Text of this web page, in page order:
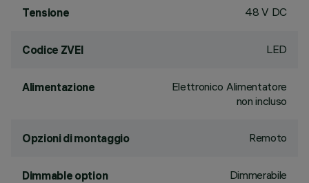
Tensione 48 V DC
Codice ZVEI LED
Alimentazione
Elettronico Alimentatore
non incluso
Opzioni di montaggio Remoto
Dimmable option Dimmerabile